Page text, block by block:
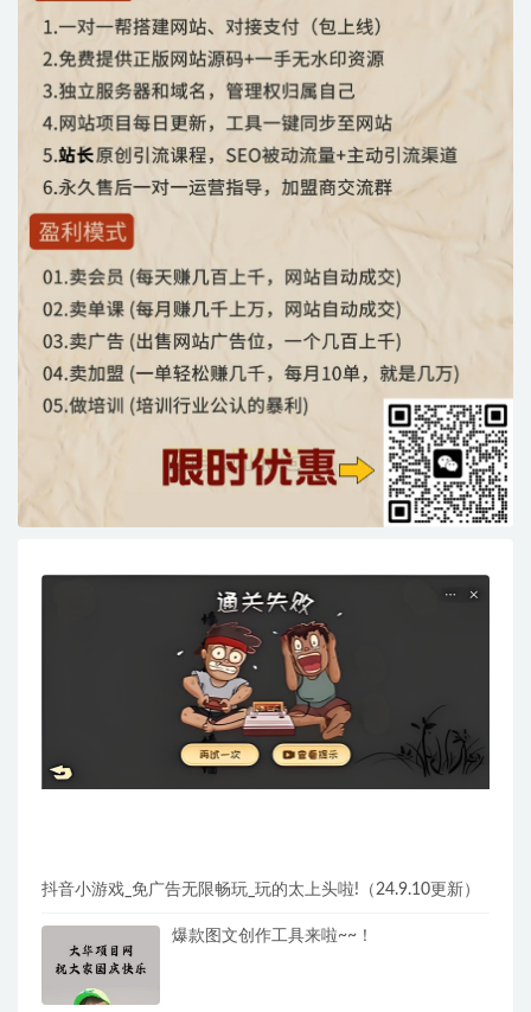
抖音小游戏_免广告无限畅玩_玩的太上头啦!（24.9.10更新）
爆款图文创作工具来啦~~！